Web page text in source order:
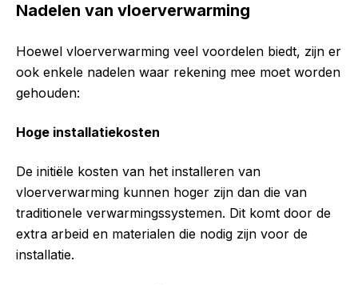
Nadelen van vloerverwarming
Hoewel vloerverwarming veel voordelen biedt, zijn er
ook enkele nadelen waar rekening mee moet worden
gehouden:
Hoge installatiekosten
De initiële kosten van het installeren van
vloerverwarming kunnen hoger zijn dan die van
traditionele verwarmingssystemen. Dit komt door de
extra arbeid en materialen die nodig zijn voor de
installatie.